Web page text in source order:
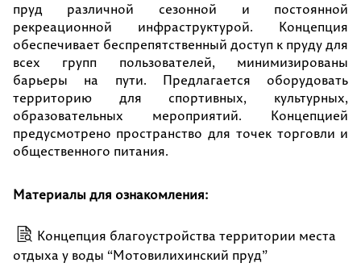
пруд различной сезонной и постоянной
рекреационной инфраструктурой. Концепция
обеспечивает беспрепятственный доступ к пруду для
всех групп пользователей, минимизированы
барьеры на пути. Предлагается оборудовать
территорию для спортивных, культурных,
образовательных мероприятий. Концепцией
предусмотрено пространство для точек торговли и
общественного питания.
Материалы для ознакомления:
Концепция благоустройства территории места
отдыха у воды “Мотовилихинский пруд”